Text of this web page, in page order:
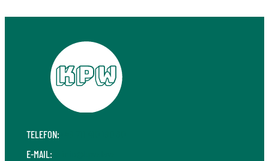
TELEFON:
E-MAIL: